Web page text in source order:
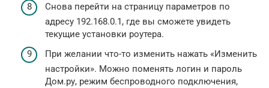
Снова перейти на страницу параметров по
адресу 192.168.0.1, где вы сможете увидеть
текущие установки роутера.
При желании что-то изменить нажать «Изменить
настройки». Можно поменять логин и пароль
Дом.ру, режим беспроводного подключения,